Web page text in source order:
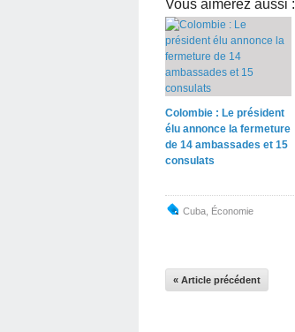
Vous aimerez aussi :
Colombie : Le président
élu annonce la fermeture
de 14 ambassades et 15
consulats
Cuba Économie
« Article précédent